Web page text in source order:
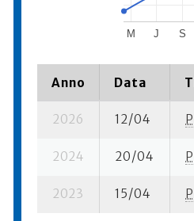
M J S
Anno Data
2026 12/04 P
2024 20/04 P
2023 15/04 P